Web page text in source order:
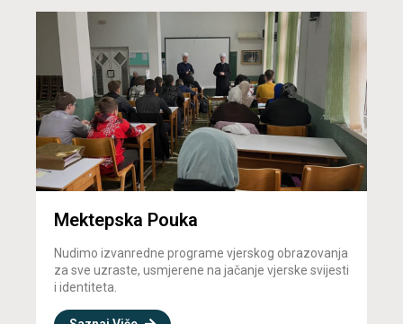
Mektepska Pouka
Nudimo izvanredne programe vjerskog obrazovanja
za sve uzraste, usmjerene na jačanje vjerske svijesti
i identiteta.